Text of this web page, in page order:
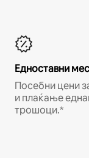
Едноставни
Посебни цени
и плаќање
трошоци.*